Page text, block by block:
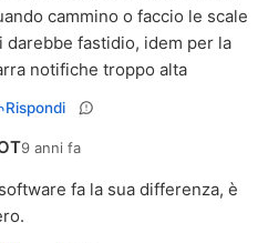
cammino o faccio le scale
darebbe fastidio, idem per la
notifiche troppo alta
Rispondi
9 anni fa
fa la sua differenza, è